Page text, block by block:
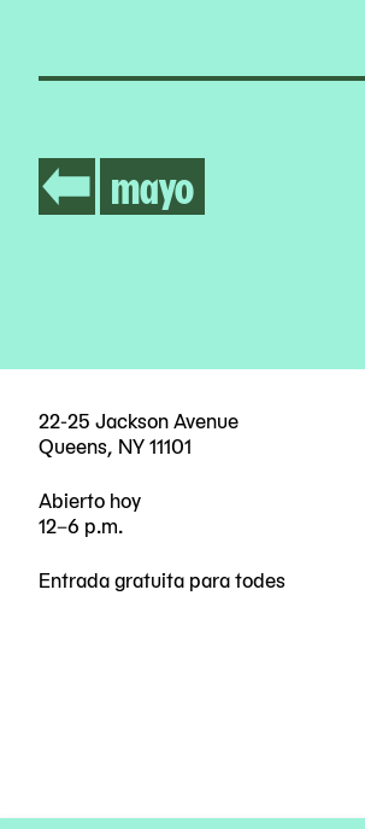
mayo
22-25 Jackson Avenue
Queens, NY 11101
Abierto hoy
12–6 p.m.
Entrada gratuita para todes